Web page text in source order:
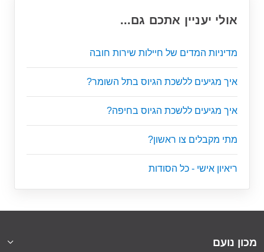
אולי יעניין אתכם גם...
מדיניות המדים של חיילות שירות חובה
איך מגיעים ללשכת הגיוס בתל השומר?
איך מגיעים ללשכת הגיוס בחיפה?
מתי מקבלים צו ראשון?
ריאיון אישי - כל הסודות
מכון נועם